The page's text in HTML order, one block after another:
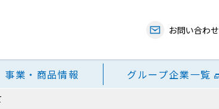
お問い合わせ
事業・商品情報 グループ企業一覧